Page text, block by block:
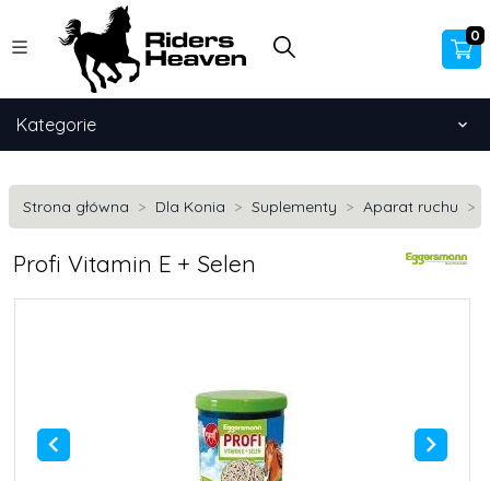
0
Kategorie
Strona główna Dla Konia Suplementy Aparat ruchu
Profi Vitamin E + Selen